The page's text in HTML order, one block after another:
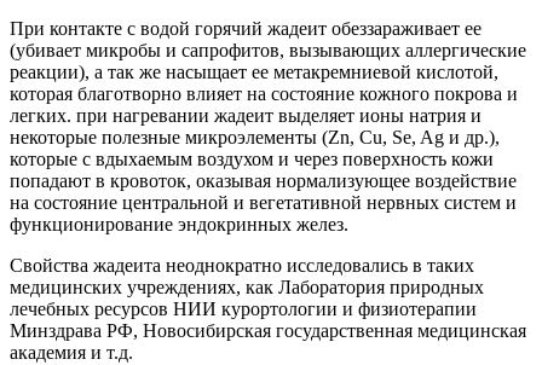
При контакте с водой горячий жадеит обеззараживает ее
(убивает микробы и сапрофитов, вызывающих аллергические
реакции), а так же насыщает ее метакремниевой кислотой,
которая благотворно влияет на состояние кожного покрова и
легких. при нагревании жадеит выделяет ионы натрия и
некоторые полезные микроэлементы (Zn, Cu, Se, Ag и др.),
которые с вдыхаемым воздухом и через поверхность кожи
попадают в кровоток, оказывая нормализующее воздействие
на состояние центральной и вегетативной нервных систем и
функционирование эндокринных желез.
Свойства жадеита неоднократно исследовались в таких
медицинских учреждениях, как Лаборатория природных
лечебных ресурсов НИИ курортологии и физиотерапии
Минздрава РФ, Новосибирская государственная медицинская
академия и т.д.